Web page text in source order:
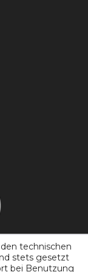
technischen
stets gesetzt
bei Benutzung